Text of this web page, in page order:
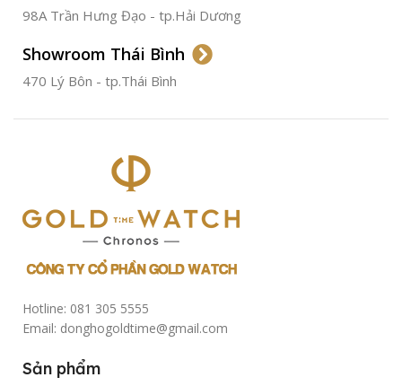
CHỐNG NƯỚC
98A Trần Hưng Đạo - tp.Hải Dương
Showroom Thái Bình
470 Lý Bôn - tp.Thái Bình
Hotline: 081 305 5555
Email: donghogoldtime@gmail.com
Sản phẩm